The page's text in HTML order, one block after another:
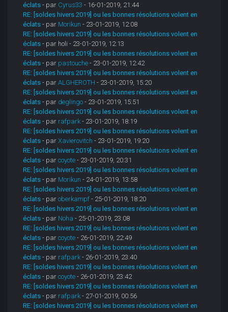
éclats - par Cyrus33 - 16-01-2019, 21:44
RE: [soldes hivers 2019] ou les bonnes résolutions volent en
éclats - par Morikun - 23-01-2019, 12:08
RE: [soldes hivers 2019] ou les bonnes résolutions volent en
éclats - par holi - 23-01-2019, 12:13
RE: [soldes hivers 2019] ou les bonnes résolutions volent en
éclats - par pastouche - 23-01-2019, 12:42
RE: [soldes hivers 2019] ou les bonnes résolutions volent en
éclats - parALGHEROTH - 23-01-2019, 15:20
RE: [soldes hivers 2019] ou les bonnes résolutions volent en
éclats - par deglingo - 23-01-2019, 15:51
RE: [soldes hivers 2019] ou les bonnes résolutions volent en
éclats - par rafpark - 23-01-2019, 18:19
RE: [soldes hivers 2019] ou les bonnes résolutions volent en
éclats - parXavierovitch - 23-01-2019, 19:20
RE: [soldes hivers 2019] ou les bonnes résolutions volent en
éclats - parcoyote - 23-01-2019, 20:31
RE: [soldes hivers 2019] ou les bonnes résolutions volent en
éclats - par Morikun - 24-01-2019, 13:58
RE: [soldes hivers 2019] ou les bonnes résolutions volent en
éclats - paroberkampf - 25-01-2019, 18:20
RE: [soldes hivers 2019] ou les bonnes résolutions volent en
éclats - par Noha - 25-01-2019, 23:08
RE: [soldes hivers 2019] ou les bonnes résolutions volent en
éclats - parcoyote - 26-01-2019, 22:49
RE: [soldes hivers 2019] ou les bonnes résolutions volent en
éclats - par rafpark - 26-01-2019, 23:40
RE: [soldes hivers 2019] ou les bonnes résolutions volent en
éclats - parcoyote - 26-01-2019, 23:42
RE: [soldes hivers 2019] ou les bonnes résolutions volent en
éclats - par rafpark - 27-01-2019, 00:56
RE: [soldes hivers 2019] ou les bonnes résolutions volent en